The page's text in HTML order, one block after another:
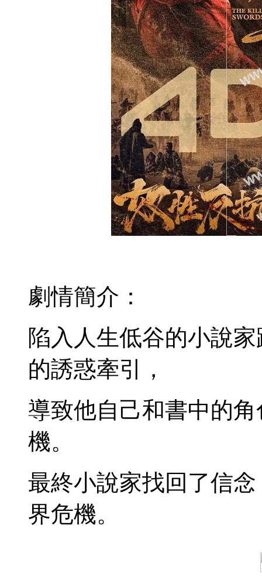
劇情簡介：
陷入人生低谷的小說
的誘惑牽引，
導致他自己和書中的
機。
最終小說家找回了信
界危機。